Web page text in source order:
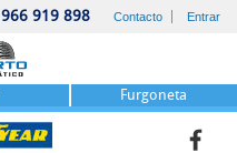
966 919 898 Contacto Entrar
Furgoneta